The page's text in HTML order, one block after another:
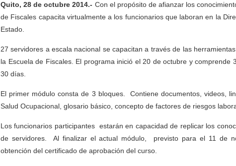
Quito, 28 de octubre 2014.- Con el propósito de afianzar los
de Fiscales capacita virtualmente a los funcionarios que laboran en la
Estado.
27 servidores a escala nacional se capacitan a través de las
la Escuela de Fiscales. El programa inició el 20 de octubre y
30 días.
El primer módulo consta de 3 bloques. Contiene documentos, videos,
Salud Ocupacional, glosario básico, concepto de factores de riesgos
Los funcionarios participantes estarán en capacidad de replicar los
de servidores. Al finalizar el actual módulo, previsto para el 11 de
obtención del certificado de aprobación del curso.